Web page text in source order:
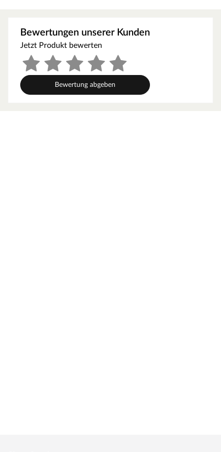
Technische Details
Die Dielen haben eine Breite von 19,2 cm, eine Länge
von 128,5 cm und sind 7 mm stark. Laminat ist
dreischichtig aufgebaut: Die oberste Schicht besteht aus
dem Dekor, das mit dem robusten Overlay zusammen
Bewertungen unserer Kunden
Jetzt Produkt bewerten
Bewertung abgeben